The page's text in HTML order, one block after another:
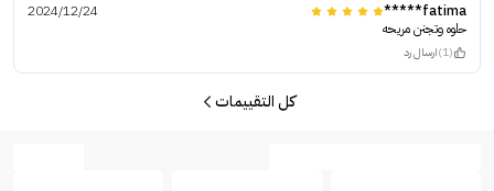
fatima*****
2024/12/24
حلوه وتجنن مريحه
(1) ارسال رد
كل التقييمات